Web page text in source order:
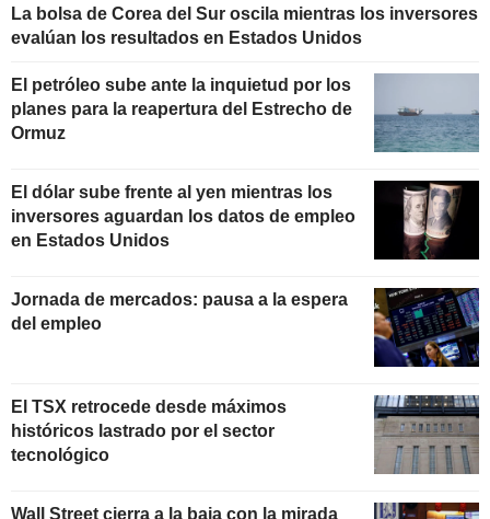
La bolsa de Corea del Sur oscila mientras los inversores
evalúan los resultados en Estados Unidos
El petróleo sube ante la inquietud por los
planes para la reapertura del Estrecho de
Ormuz
El dólar sube frente al yen mientras los
inversores aguardan los datos de empleo
en Estados Unidos
Jornada de mercados: pausa a la espera
del empleo
El TSX retrocede desde máximos
históricos lastrado por el sector
tecnológico
Wall Street cierra a la baja con la mirada